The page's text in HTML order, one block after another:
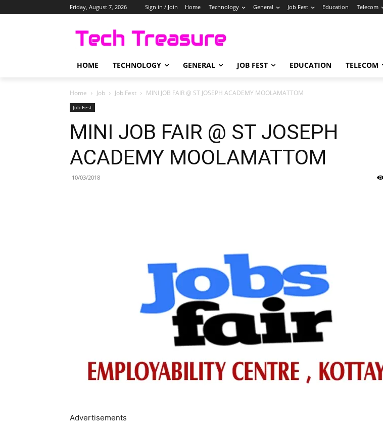
Friday, August 7, 2026 Sign in / Join Home Technology General Job Fest Education Telecom
HOME TECHNOLOGY GENERAL JOB FEST EDUCATION TELECOM
Home Job Job Fest MINI JOB FAIR @ ST JOSEPH ACADEMY MOOLAMATTOM
Job Fest
MINI JOB FAIR @ ST JOSEPH
ACADEMY MOOLAMATTOM
10/03/2018
Advertisements